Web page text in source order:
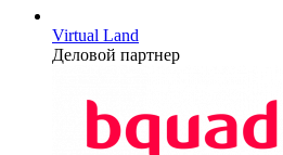
Virtual Land
Деловой партнер